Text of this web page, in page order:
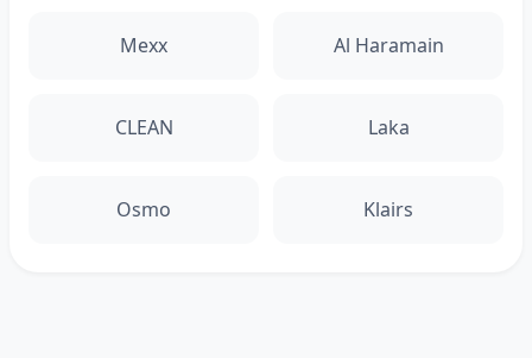
Mexx Al Haramain
CLEAN Laka
Osmo Klairs